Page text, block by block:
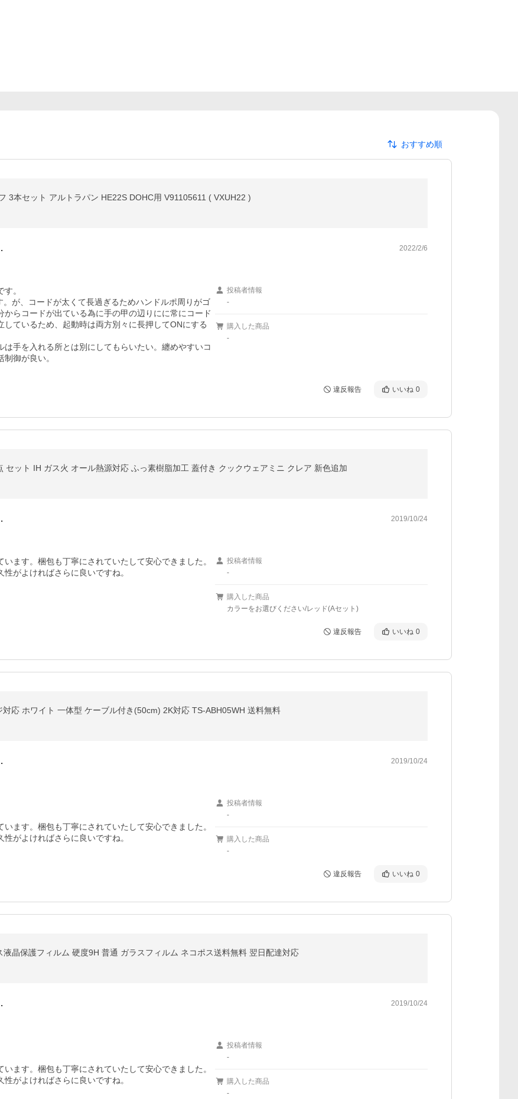
おすすめ順
3本セット アルトラパン HE22S DOHC用 V91105611 ( VXUH22 )
2022/2/6
。
が、コードが太くて長過ぎるためハンドルポ周りがゴ
らコードが出ている為に手の甲の辺りにに常にコード
ているため、起動時は両方別々に長押してONにする
手を入れる所とは別にしてもらいたい。纏めやすいコ
御が良い。
投稿者情報
-
購入した商品
-
違反報告 いいね 0
ット IH ガス火 オール熱源対応 ふっ素樹脂加工 蓋付き クックウェアミニ クレア 新色追加
2019/10/24
ます。梱包も丁寧にされていたして安心できました。
がよければさらに良いですね。
投稿者情報
-
購入した商品
カラーをお選びください/レッド(Aセット)
違反報告 いいね 0
応 ホワイト 一体型 ケーブル付き(50cm) 2K対応 TS-ABH05WH 送料無料
2019/10/24
ます。梱包も丁寧にされていたして安心できました。
がよければさらに良いですね。
投稿者情報
-
購入した商品
-
違反報告 いいね 0
晶保護フィルム 硬度9H 普通 ガラスフィルム ネコポス送料無料 翌日配達対応
2019/10/24
ます。梱包も丁寧にされていたして安心できました。
がよければさらに良いですね。
投稿者情報
-
購入した商品
-